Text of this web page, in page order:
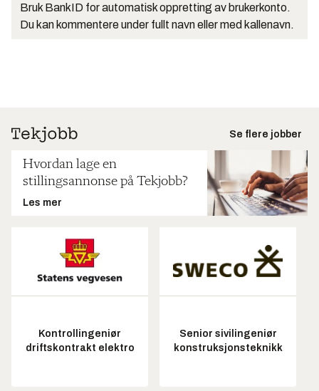
Bruk BankID for automatisk oppretting av brukerkonto.
Du kan kommentere under fullt navn eller med kallenavn.
Se flere jobber
Hvordan lage en
stillingsannonse på Tekjobb?
Les mer
Kontrollingeniør
driftskontrakt elektro
Senior sivilingeniør
konstruksjonsteknikk